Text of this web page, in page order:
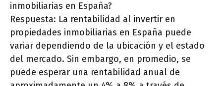
inmobiliarias en España?
Respuesta: La rentabilidad al invertir en
propiedades inmobiliarias en España puede
variar dependiendo de la ubicación y el estado
del mercado. Sin embargo, en promedio, se
puede esperar una rentabilidad anual de